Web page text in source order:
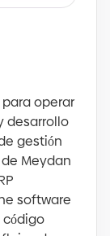
para operar
desarrollo
gestión
Meydan
software